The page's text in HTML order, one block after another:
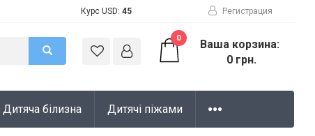
Курс USD: 45 Регистрация
0
Ваша корзина:
0 грн.
Дитяча білизна Дитячі піжами